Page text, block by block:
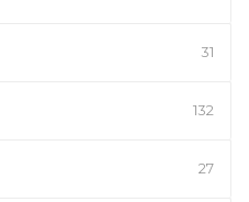
31
132
27